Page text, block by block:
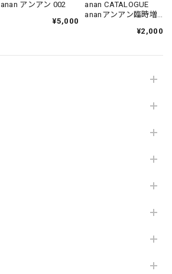
anan アンアン 002
¥5,000
anan CATALOGUE
ananアンアン臨時増
¥2,000